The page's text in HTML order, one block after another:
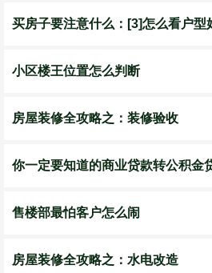
买房子要注意什么：[3]怎么看户型
小区楼王位置怎么判断
房屋装修全攻略之：装修验收
你一定要知道的商业贷款转公积金
售楼部最怕客户怎么闹
房屋装修全攻略之：水电改造